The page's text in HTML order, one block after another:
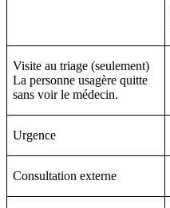
Visite au triage (seulement)
La personne usagère quitte
sans voir le médecin.
Urgence
Consultation externe